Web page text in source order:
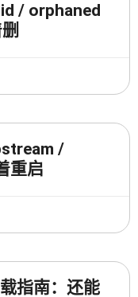
/ orphaned
/
重启
指南：还能